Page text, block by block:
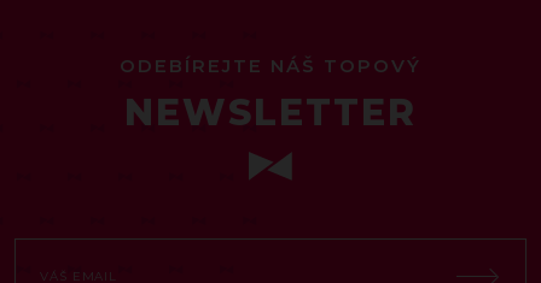
ODEBÍREJTE NÁŠ TOPOVÝ
NEWSLETTER